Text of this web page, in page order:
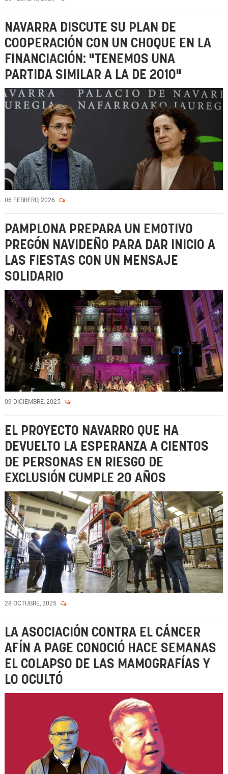
NAVARRA DISCUTE SU PLAN DE
COOPERACIÓN CON UN CHOQUE EN LA
FINANCIACIÓN: "TENEMOS UNA
PARTIDA SIMILAR A LA DE 2010"
06 FEBRERO, 2026
PAMPLONA PREPARA UN EMOTIVO
PREGÓN NAVIDEÑO PARA DAR INICIO A
LAS FIESTAS CON UN MENSAJE
SOLIDARIO
09 DICIEMBRE, 2025
EL PROYECTO NAVARRO QUE HA
DEVUELTO LA ESPERANZA A CIENTOS
DE PERSONAS EN RIESGO DE
EXCLUSIÓN CUMPLE 20 AÑOS
28 OCTUBRE, 2025
LA ASOCIACIÓN CONTRA EL CÁNCER
AFÍN A PAGE CONOCIÓ HACE SEMANAS
EL COLAPSO DE LAS MAMOGRAFÍAS Y
LO OCULTÓ